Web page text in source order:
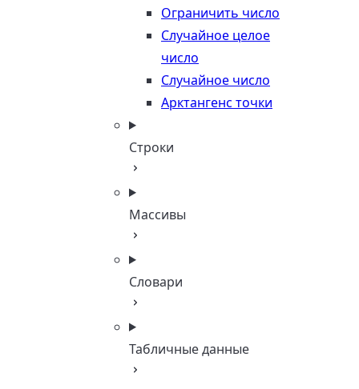
Ограничить число
Случайное целое
число
Случайное число
Арктангенс точки
Строки
Массивы
Словари
Табличные данные